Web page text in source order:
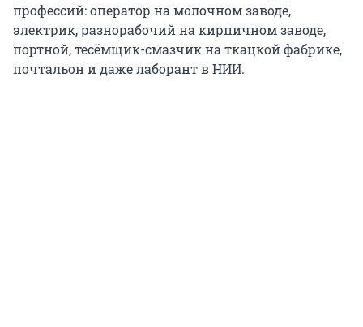
профессий: оператор на молочном заводе,
электрик, разнорабочий на кирпичном заводе,
портной, тесёмщик-смазчик на ткацкой фабрике,
почтальон и даже лаборант в НИИ.